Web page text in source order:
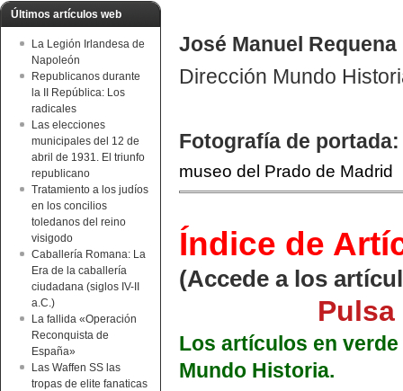
Últimos artículos web
La Legión Irlandesa de
Napoleón
Republicanos durante
la II República: Los
radicales
Las elecciones
municipales del 12 de
abril de 1931. El triunfo
republicano
Tratamiento a los judíos
en los concilios
toledanos del reino
visigodo
Caballería Romana: La
Era de la caballería
ciudadana (siglos IV-II
a.C.)
La fallida «Operación
Reconquista de
España»
Las Waffen SS las
tropas de elite fanaticas
José Manuel Requena
Dirección Mundo
Fotografía de portada:
museo del Prado de Madrid
Índice de
(Accede a los
Los artículos en
Mundo Historia.